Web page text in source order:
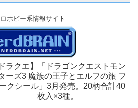
ホビー系情報サイト
ドラクエ】「ドラゴンクエストモン
ーズ3 魔族の王子とエルフの旅 フ
クシール」3月発売。20柄合計40
枚入×3種。